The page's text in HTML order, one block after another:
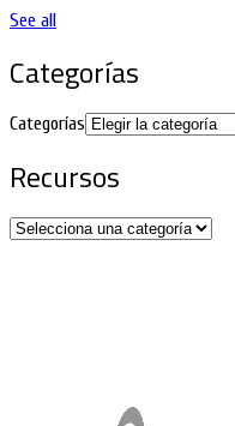
See all
Categorías
Categorías
Recursos